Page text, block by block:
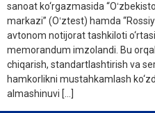
sanoat ko‘rgazmasida
markazi” (Oʻztest) hamda
avtonom notijorat tashkiloti
memorandum imzolandi. Bu
chiqarish, standartlashtirish va
hamkorlikni mustahkamlash
almashinuvi […]